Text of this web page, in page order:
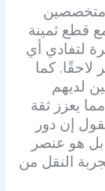
متخصصين
قطع ثمينة
لتفادي أي
لاحقًا. كما
لديهم
يعزز ثقة
إن دور
هو عنصر
النقل من